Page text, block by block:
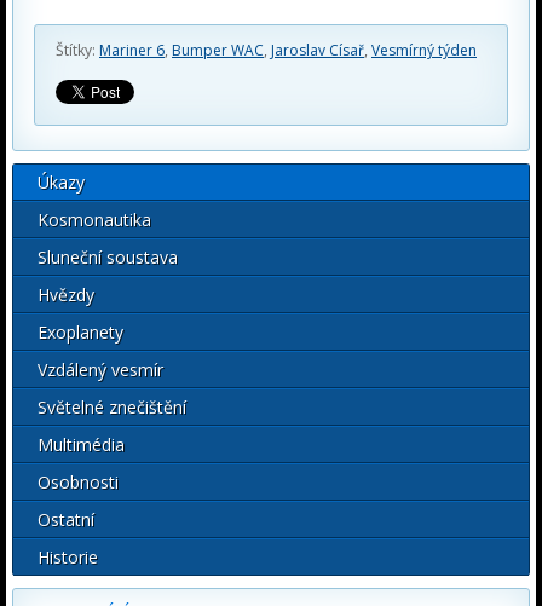
Štítky: Mariner 6, Bumper WAC, Jaroslav Císař, Vesmírný týden
Úkazy
Kosmonautika
Sluneční soustava
Hvězdy
Exoplanety
Vzdálený vesmír
Světelné znečištění
Multimédia
Osobnosti
Ostatní
Historie